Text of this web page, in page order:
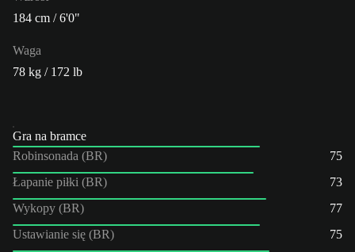
184 cm / 6'0"
Waga
78 kg / 172 lb
Gra na bramce
Robinsonada (BR)
75
Łapanie piłki (BR)
73
Wykopy (BR)
77
Ustawianie się (BR)
75